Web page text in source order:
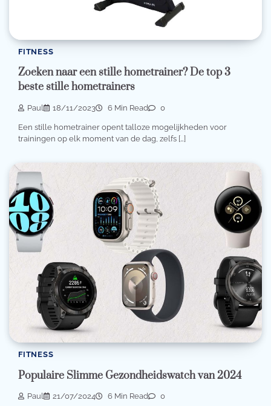
FITNESS
Zoeken naar een stille hometrainer? De top 3
beste stille hometrainers
Paul 18/11/2023 6 Min Read 0
Een stille hometrainer opent talloze mogelijkheden voor
trainingen op elk moment van de dag, zelfs […]
FITNESS
Populaire Slimme Gezondheidswatch van 2024
Paul 21/07/2024 6 Min Read 0